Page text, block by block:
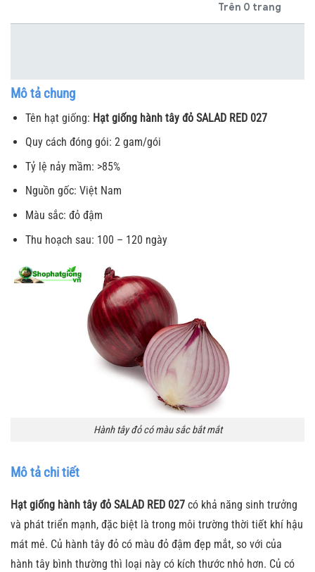
Trên 0 trang
Mô tả chung
Tên hạt giống: Hạt giống hành tây đỏ SALAD RED 027
Quy cách đóng gói: 2 gam/gói
Tỷ lệ nảy mầm: >85%
Nguồn gốc: Việt Nam
Màu sắc: đỏ đậm
Thu hoạch sau: 100 – 120 ngày
Hành tây đỏ có màu sắc bắt mắt
Mô tả chi tiết
Hạt giống hành tây đỏ SALAD RED 027 có khả năng sinh trưởng
và phát triển mạnh, đặc biệt là trong môi trường thời tiết khí hậu
mát mẻ. Củ hành tây đỏ có màu đỏ đậm đẹp mắt, so với của
hành tây bình thường thì loại này có kích thước nhỏ hơn. Củ có